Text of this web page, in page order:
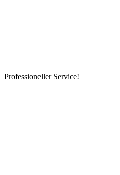
Professioneller Service!